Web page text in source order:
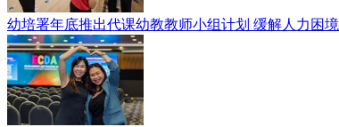
幼培署年底推出代课幼教教师小组计划 缓解人力困境